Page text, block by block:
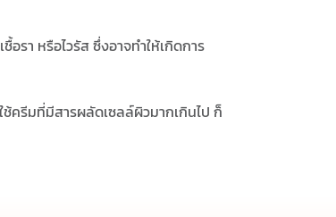
รา หรือไวรัส ซึ่งอาจทำให้เกิดการ
ครีมที่มีสารผลัดเซลล์ผิวมากเกินไป ก็